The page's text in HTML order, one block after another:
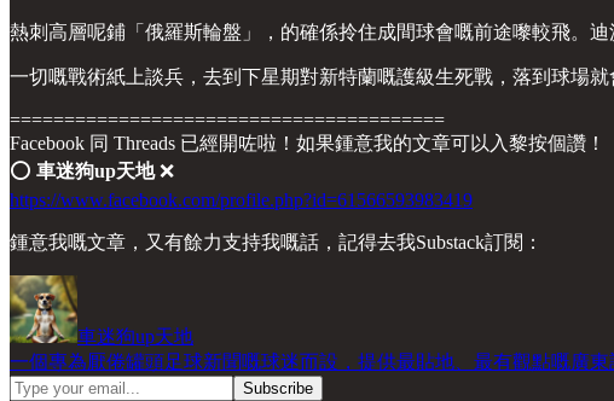
熱刺高層呢鋪「俄羅斯輪盤」，的確係拎住成間球會嘅前途嚟較飛。
一切嘅戰術紙上談兵，去到下星期對新特蘭嘅護級生死戰，落到球場
========================================
Facebook 同 Threads 已經開咗啦！如果鍾意我的文章可以入黎按個讚！
⭕️ 車迷狗up天地❌
https://www.facebook.com/profile.php?id=61566593983419
鍾意我嘅文章，又有餘力支持我嘅話，記得去我Substack訂閱：
車迷狗up天地
一個專為厭倦罐頭足球新聞嘅球迷而設，提供最貼地、最有觀點嘅廣東